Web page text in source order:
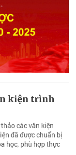
kiện trình
các văn kiện
đã được chuẩn bị
học, phù hợp thực